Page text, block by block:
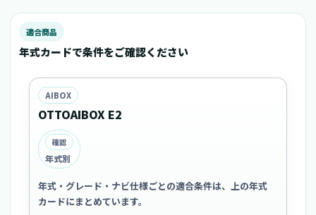
適合商品
年式カードで条件をご確認ください
AIBOX
OTTOAIBOX E2
確認
年式別
年式・グレード・ナビ仕様ごとの適合条件は、上の年式
カードにまとめています。